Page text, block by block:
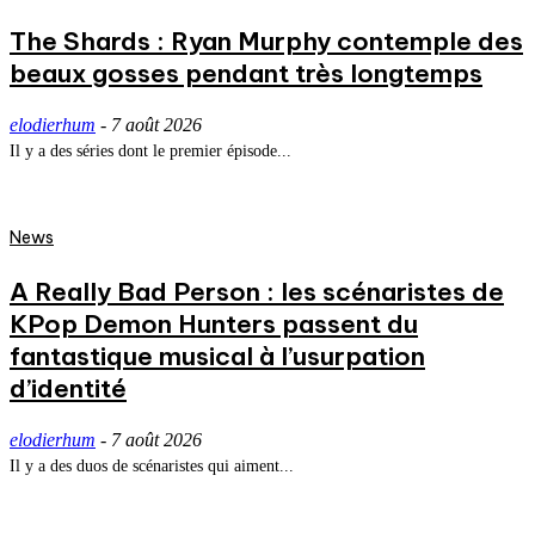
The Shards : Ryan Murphy contemple des
beaux gosses pendant très longtemps
elodierhum - 7 août 2026
Il y a des séries dont le premier épisode...
News
A Really Bad Person : les scénaristes de
KPop Demon Hunters passent du
fantastique musical à l’usurpation
d’identité
elodierhum - 7 août 2026
Il y a des duos de scénaristes qui aiment...